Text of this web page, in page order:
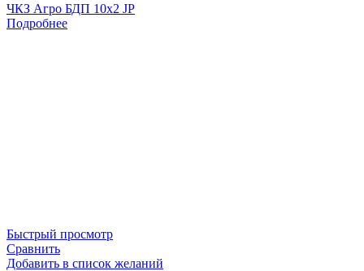
ЧКЗ Агро БДП 10х2 JP
Подробнее
Быстрый просмотр
Сравнить
Добавить в список желаний